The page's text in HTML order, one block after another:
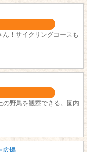
ん！サイクリングコースも
の野鳥を観察できる。園内
広場